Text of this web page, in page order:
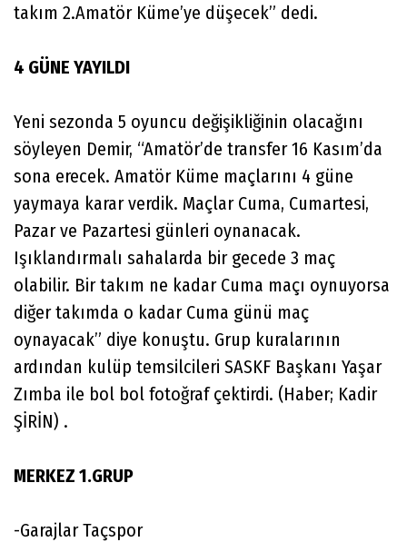
takım 2.Amatör Küme’ye düşecek” dedi.
4 GÜNE YAYILDI
Yeni sezonda 5 oyuncu değişikliğinin olacağını
söyleyen Demir, “Amatör’de transfer 16 Kasım’da
sona erecek. Amatör Küme maçlarını 4 güne
yaymaya karar verdik. Maçlar Cuma, Cumartesi,
Pazar ve Pazartesi günleri oynanacak.
Işıklandırmalı sahalarda bir gecede 3 maç
olabilir. Bir takım ne kadar Cuma maçı oynuyorsa
diğer takımda o kadar Cuma günü maç
oynayacak” diye konuştu. Grup kuralarının
ardından kulüp temsilcileri SASKF Başkanı Yaşar
Zımba ile bol bol fotoğraf çektirdi. (Haber; Kadir
ŞİRİN) .
MERKEZ 1.GRUP
-Garajlar Taçspor